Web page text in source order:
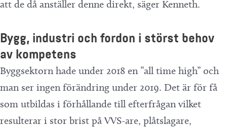
att de då anställer denne direkt, säger Kenneth.
Bygg, industri och fordon i störst behov
av kompetens
Byggsektorn hade under 2018 en ”all time high” och
man ser ingen förändring under 2019. Det är för få
som utbildas i förhållande till efterfrågan vilket
resulterar i stor brist på VVS-are, plåtslagare,